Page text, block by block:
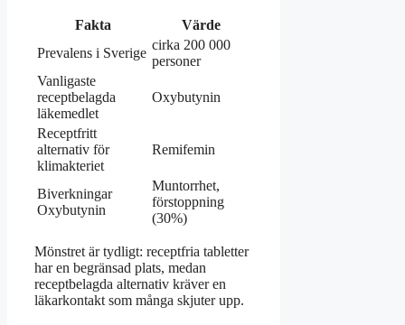
Fakta
Värde
Prevalens i Sverige
cirka 200 000
personer
Vanligaste
receptbelagda
läkemedlet
Oxybutynin
Receptfritt
alternativ för
klimakteriet
Remifemin
Biverkningar
Oxybutynin
Muntorrhet,
förstoppning
(30%)
Mönstret är tydligt: receptfria tabletter
har en begränsad plats, medan
receptbelagda alternativ kräver en
läkarkontakt som många skjuter upp.